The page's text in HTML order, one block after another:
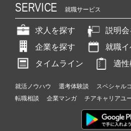
SERVICE 就職サービス
求人を探す
説明
企業を探す
就職
タイムライン
適性
就活ノウハウ 選考体験談 スペシャル
転職相談
企業マンガ チアキャリアユ